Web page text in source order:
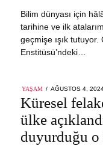
Bilim dünyası için
tarihine ve ilk
geçmişe ışık
Enstitüsü’ndeki…
YAŞAM
POSTED
AĞUSTOS 4,
Küresel
ülke
duyurduğu